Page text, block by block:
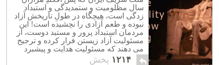
خوبیهایی و بدیهایی جست. حال ما نباید زود
قضاوت کنیم و او را "بهترین" و یا "بد ترین"
بدانیم. دنیا خاکستری است. نه گرگ بد
است و نه میش خوب! این ماییم که
"قرارداد" می کنیم کدام خوب و کدام بد
است.
سال مظلومیت و ستمدیدگی و استبداد
زدگی است، هیچگاه در طولِ تاریخش آزاد
نبوده و طعم آزادی را نچشیده است! این
مردمان استبداد پرور و مستبد دوست، از
مسئولیت آزاد زیستن فرار کرده و ترجیح
می دهند که مسئولیت هدایت و پیشبرد
ملت بر دوش یک نفر باشد.
۱۲۱۴ پخش